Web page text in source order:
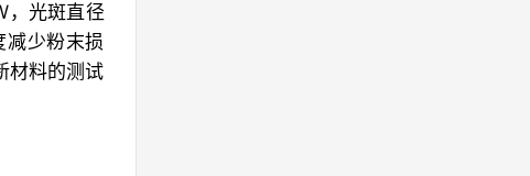
，光斑直径
少粉末损
材料的测试